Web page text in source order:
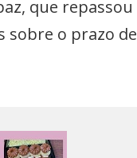
que repassou
sobre o prazo de